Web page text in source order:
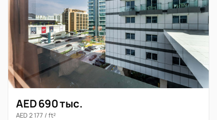
AED 690 тыс.
AED 2 177 / ft²